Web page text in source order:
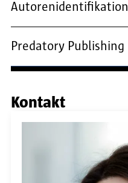
Autorenidentifikation
Predatory Publishing
Kontakt